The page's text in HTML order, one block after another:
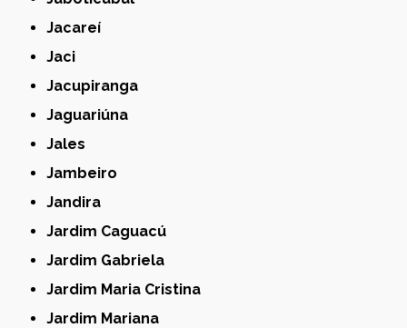
Jacareí
Jaci
Jacupiranga
Jaguariúna
Jales
Jambeiro
Jandira
Jardim Caguacú
Jardim Gabriela
Jardim Maria Cristina
Jardim Mariana